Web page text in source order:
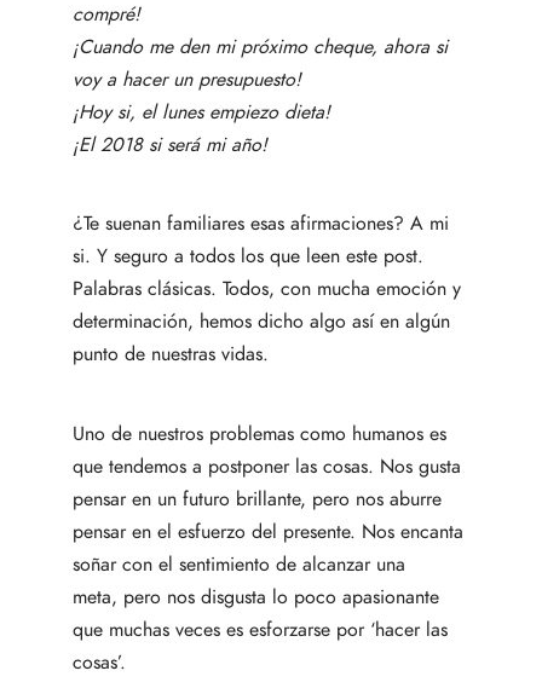
compré!
¡Cuando me den mi próximo cheque, ahora si
voy a hacer un presupuesto!
¡Hoy si, el lunes empiezo dieta!
¡El 2018 si será mi año!
¿Te suenan familiares esas afirmaciones? A mi
si. Y seguro a todos los que leen este post.
Palabras clásicas. Todos, con mucha emoción y
determinación, hemos dicho algo así en algún
punto de nuestras vidas.
Uno de nuestros problemas como humanos es
que tendemos a postponer las cosas. Nos gusta
pensar en un futuro brillante, pero nos aburre
pensar en el esfuerzo del presente. Nos encanta
soñar con el sentimiento de alcanzar una
meta, pero nos disgusta lo poco apasionante
que muchas veces es esforzarse por ‘hacer las
cosas’.